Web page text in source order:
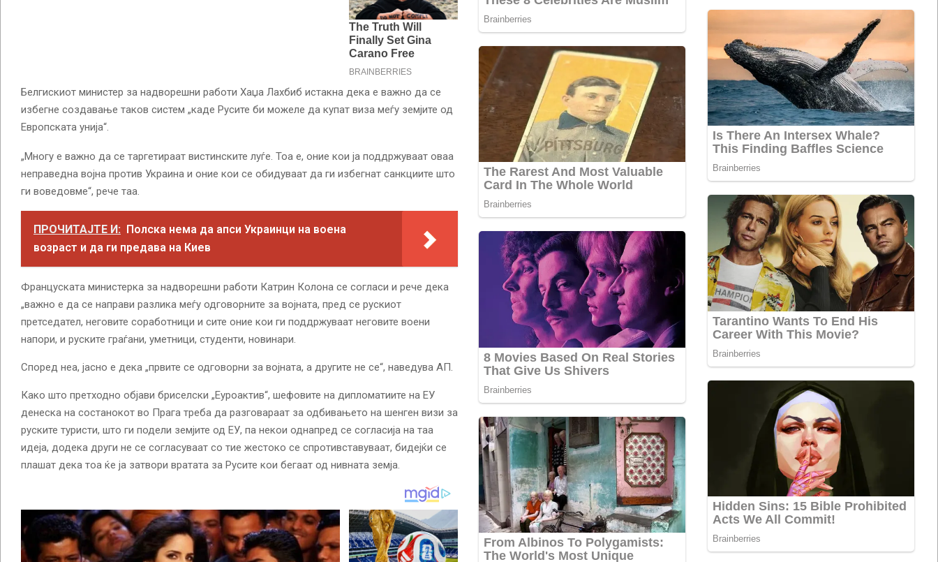
Белгискиот министер за надворешни работи Хаџа Лахбиб истакна дека е важно да се
избегне создавање таков систем „каде Русите би можеле да купат виза меѓу земјите од
Европската унија“.
„Многу е важно да се таргетираат вистинските луѓе. Тоа е, оние кои ја поддржуваат оваа
неправедна војна против Украина и оние кои се обидуваат да ги избегнат санкциите што
ги воведовме“, рече таа.
ПРОЧИТАЈТЕ И: Полска нема да апси Украинци на воена
возраст и да ги предава на Киев
Француската министерка за надворешни работи Катрин Колона се согласи и рече дека
„важно е да се направи разлика меѓу одговорните за војната, пред се рускиот
претседател, неговите соработници и сите оние кои ги поддржуваат неговите воени
напори, и руските граѓани, уметници, студенти, новинари.
Според неа, јасно е дека „првите се одговорни за војната, а другите не се“, наведува АП.
Како што претходно објави бриселски „Еуроактив“, шефовите на дипломатиите на ЕУ
денеска на состанокот во Прага треба да разговараат за одбивањето на шенген визи за
руските туристи, што ги подели земјите од ЕУ, па некои однапред се согласија на таа
идеја, додека други не се согласуваат со тие жестоко се спротивставуваат, бидејќи се
плашат дека тоа ќе ја затвори вратата за Русите кои бегаат од нивната земја.